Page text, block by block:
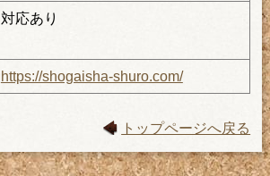
対応あり
https://shogaisha-shuro.com/
トップページへ戻る